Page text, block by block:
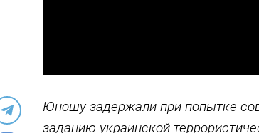
Юношу задержали при попытке
заданию украинской